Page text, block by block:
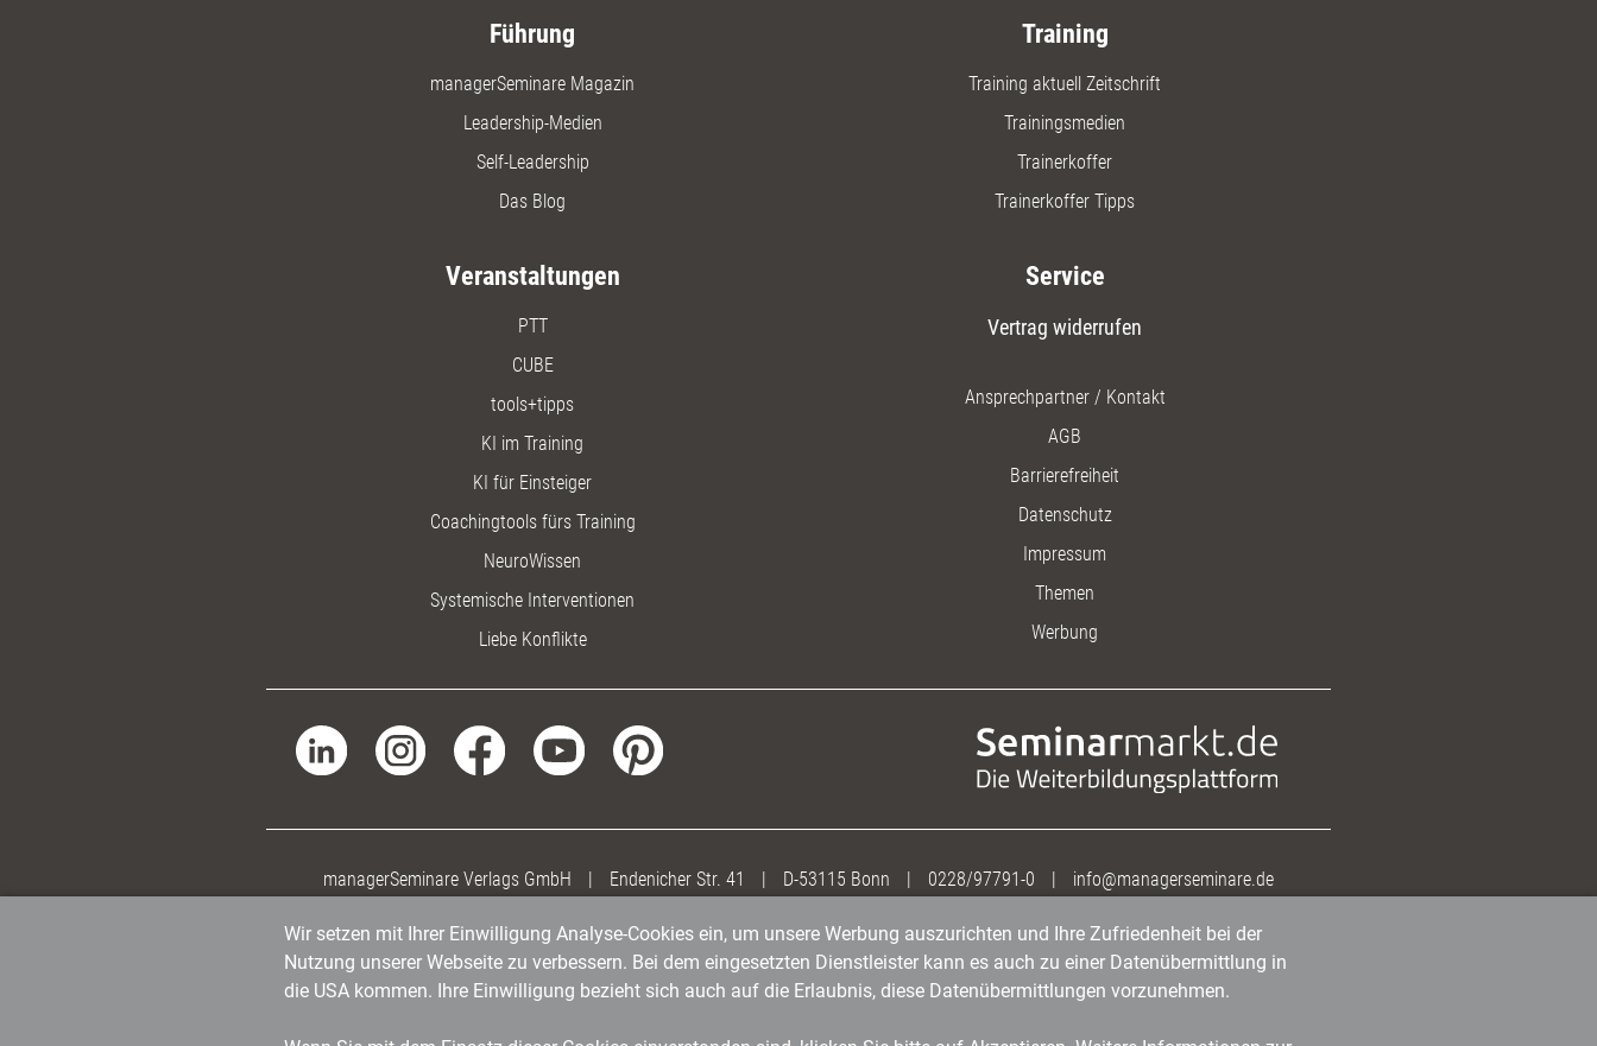
Führung
managerSeminare Magazin
Leadership-Medien
Self-Leadership
Das Blog
Training
Training aktuell Zeitschrift
Trainingsmedien
Trainerkoffer
Trainerkoffer Tipps
Veranstaltungen
PTT
CUBE
tools+tipps
KI im Training
KI für Einsteiger
Coachingtools fürs Training
NeuroWissen
Systemische Interventionen
Liebe Konflikte
Service
Vertrag widerrufen
Ansprechpartner / Kontakt
AGB
Barrierefreiheit
Datenschutz
Impressum
Themen
Werbung
managerSeminare Verlags GmbH Endenicher Str. 41 D-53115 Bonn 0228/97791-0 info@managerseminare.de
Wir setzen mit Ihrer Einwilligung Analyse-Cookies ein, um unsere Werbung auszurichten und Ihre Zufriedenheit bei der
Nutzung unserer Webseite zu verbessern. Bei dem eingesetzten Dienstleister kann es auch zu einer Datenübermittlung in
die USA kommen. Ihre Einwilligung bezieht sich auch auf die Erlaubnis, diese Datenübermittlungen vorzunehmen.